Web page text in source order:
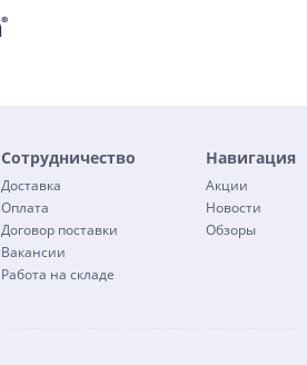
Сотрудничество
Доставка
Оплата
Договор поставки
Вакансии
Работа на складе
Навигация
Акции
Новости
Обзоры